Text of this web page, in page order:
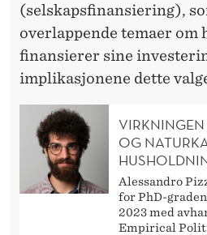
(selskapsfinansiering),
overlappende temaer
finansierer sine
implikasjonene dette
VIRKNINGEN
OG
Alessandro
for PhD-
2023 med
Empirical